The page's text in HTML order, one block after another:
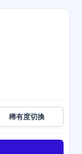
稀有度切換